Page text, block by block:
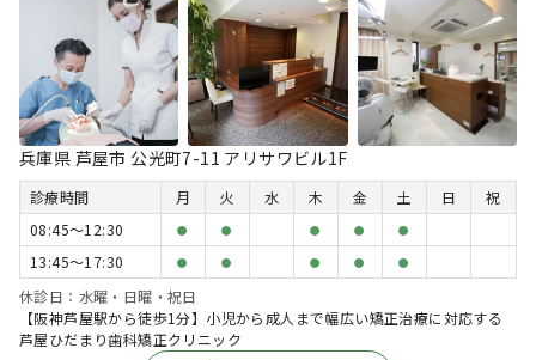
兵庫県 芦屋市 公光町7-11 アリサワビル1F
診療時間 月 火 水 木 金 土 日
祝
08:45〜12:30
● ● ● ● ●
13:45〜17:30 ● ● ● ● ●
休診日：水曜・日曜・祝日
【阪神芦屋駅から徒歩1分】小児から成人まで幅広い矯正治療に対応する
芦屋ひだまり歯科矯正クリニック